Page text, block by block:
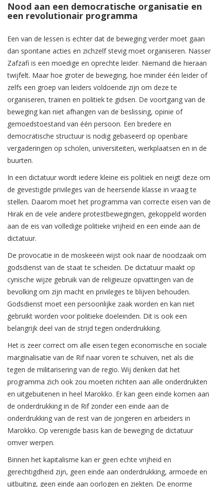
Nood aan een democratische organisatie en
een revolutionair programma
Een van de lessen is echter dat de beweging verder moet gaan
dan spontane acties en zichzelf stevig moet organiseren. Nasser
Zafzafi is een moedige en oprechte leider. Niemand die hieraan
twijfelt. Maar hoe groter de beweging, hoe minder één leider of
zelfs een groep van leiders voldoende zijn om deze te
organiseren, trainen en politiek te gidsen. De voortgang van de
beweging kan niet afhangen van de beslissing, opinie of
gemoedstoestand van één persoon. Een bredere en
democratische structuur is nodig gebaseerd op openbare
vergaderingen op scholen, universiteiten, werkplaatsen en in de
buurten.
In een dictatuur wordt iedere kleine eis politiek en neigt deze om
de gevestigde privileges van de heersende klasse in vraag te
stellen. Daarom moet het programma van correcte eisen van de
Hirak en de vele andere protestbewegingen, gekoppeld worden
aan de eis van volledige politieke vrijheid en een einde aan de
dictatuur.
De provocatie in de moskeeën wijst ook naar de noodzaak om
godsdienst van de staat te scheiden. De dictatuur maakt op
cynische wijze gebruik van de religieuze opvattingen van de
bevolking om zijn macht en privileges te blijven behouden.
Godsdienst moet een persoonlijke zaak worden en kan niet
gebruikt worden voor politieke doeleinden. Dit is ook een
belangrijk deel van de strijd tegen onderdrukking.
Het is zeer correct om alle eisen tegen economische en sociale
marginalisatie van de Rif naar voren te schuiven, net als die
tegen de militarisering van de regio. Wij denken dat het
programma zich ook zou moeten richten aan alle onderdrukten
en uitgebuitenen in heel Marokko. Er kan geen einde komen aan
de onderdrukking in de Rif zonder een einde aan de
onderdrukking van de rest van de jongeren en arbeiders in
Marokko. Op verenigde basis kan de beweging de dictatuur
omver werpen.
Binnen het kapitalisme kan er geen echte vrijheid en
gerechtigdheid zijn, geen einde aan onderdrukking, armoede en
uitbuiting, geen einde aan oorlogen en ziekten. De enorme